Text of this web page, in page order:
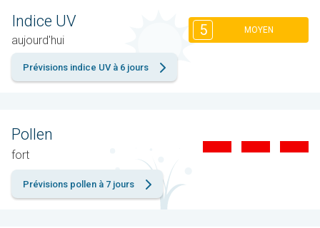
Indice UV
aujourd'hui
5 MOYEN
Prévisions indice UV à 6 jours
Pollen
fort
Prévisions pollen à 7 jours